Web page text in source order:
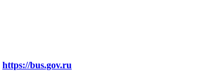
https://bus.gov.ru